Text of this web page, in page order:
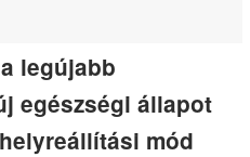
legújabb
egészségi állapot
mód